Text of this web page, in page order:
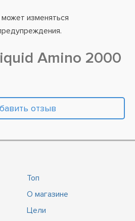
изменяться
Amino 2000
отзыв
Топ
О магазине
Цели